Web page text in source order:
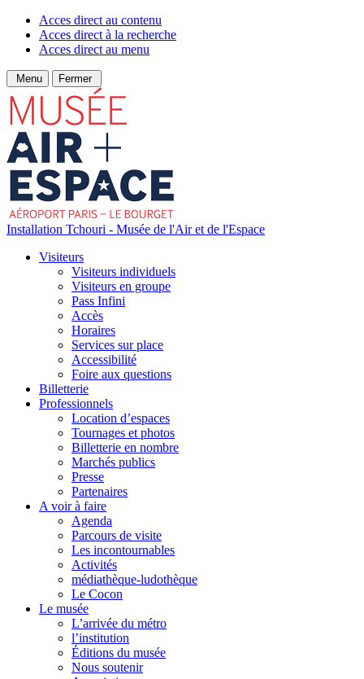
Acces direct au contenu
Acces direct à la recherche
Acces direct au menu
Menu Fermer
Installation Tchouri - Musée de l'Air et de l'Espace
Visiteurs
Visiteurs individuels
Visiteurs en groupe
Pass Infini
Accès
Horaires
Services sur place
Accessibilité
Foire aux questions
Billetterie
Professionnels
Location d’espaces
Tournages et photos
Billetterie en nombre
Marchés publics
Presse
Partenaires
A voir à faire
Agenda
Parcours de visite
Les incontournables
Activités
médiathèque-ludothèque
Le Cocon
Le musée
L’arrivée du métro
l’institution
Éditions du musée
Nous soutenir